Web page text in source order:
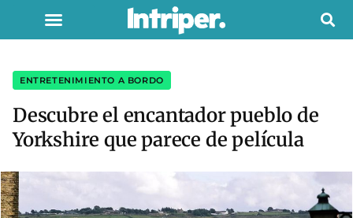
ENTRETENIMIENTO A BORDO
Descubre el encantador pueblo de
Yorkshire que parece de película